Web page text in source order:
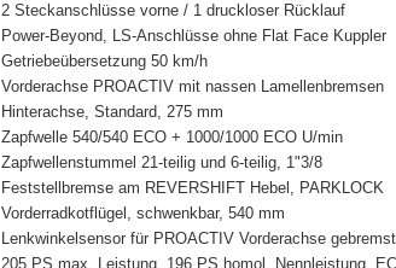
2 Steckanschlüsse vorne / 1 druckloser Rücklauf
Power-Beyond, LS-Anschlüsse ohne Flat Face Kuppler
Getriebeübersetzung 50 km/h
Vorderachse PROACTIV mit nassen Lamellenbremsen
Hinterachse, Standard, 275 mm
Zapfwelle 540/540 ECO + 1000/1000 ECO U/min
Zapfwellenstummel 21-teilig und 6-teilig, 1"3/8
Feststellbremse am REVERSHIFT Hebel, PARKLOCK
Vorderradkotflügel, schwenkbar, 540 mm
Lenkwinkelsensor für PROACTIV Vorderachse gebremst
205 PS max. Leistung, 196 PS homol. Nennleistung,